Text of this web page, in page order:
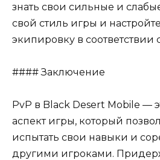
знать свои сильные и
свой стиль игры и
экипировку в соответствии
#### Заключение
PvP в Black Desert Mobile —
аспект игры, который
испытать свои навыки и
другими игроками.